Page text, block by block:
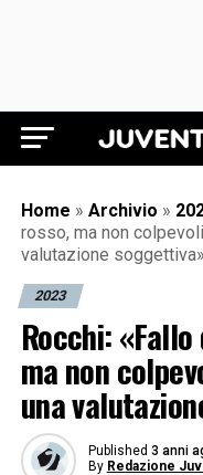
Home » Archivio »
rosso, ma non
valutazione soggettiva»
2023
Rocchi:
ma non
una
Published 3 anni
By Redazione